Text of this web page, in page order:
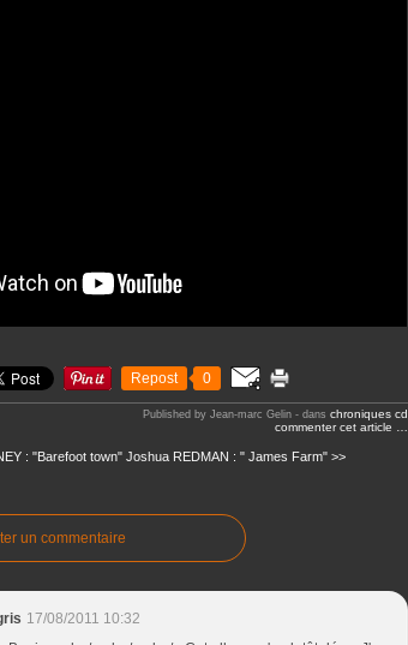
Repost 0
Published by Jean-marc Gelin - dans chroniques cd
commenter cet article
: "Barefoot town" Joshua REDMAN : " James Farm" >>
un commentaire
17/08/2011 10:32